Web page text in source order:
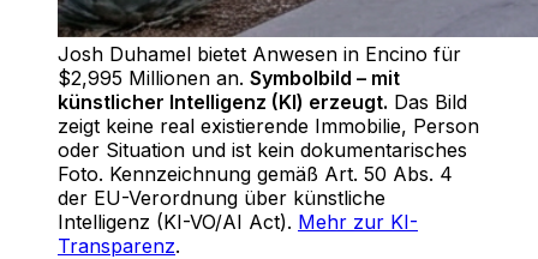
Josh Duhamel bietet Anwesen in Encino für
$2,995 Millionen an. Symbolbild – mit
künstlicher Intelligenz (KI) erzeugt. Das Bild
zeigt keine real existierende Immobilie, Person
oder Situation und ist kein dokumentarisches
Foto. Kennzeichnung gemäß Art. 50 Abs. 4
der EU-Verordnung über künstliche
Intelligenz (KI-VO/AI Act). Mehr zur KI-
Transparenz.